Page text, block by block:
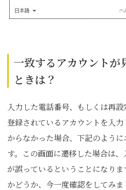
一致するアカウントが
ときは？
入力した電話番号、もしくは再
登録されているアカウントを入
からなかった場合、下記のよう
す。この画面に遷移した場合は
が誤っているということになり
かどうか、今一度確認をしてみま